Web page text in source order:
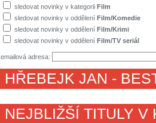
sledovat novinky v kategorii Film
sledovat novinky v oddělení Film/Komedie
sledovat novinky v oddělení Film/Krimi
sledovat novinky v oddělení Film/TV seriál
emailová adresa:
HŘEBEJK JAN -
NEJBLIŽŠÍ TITULY V